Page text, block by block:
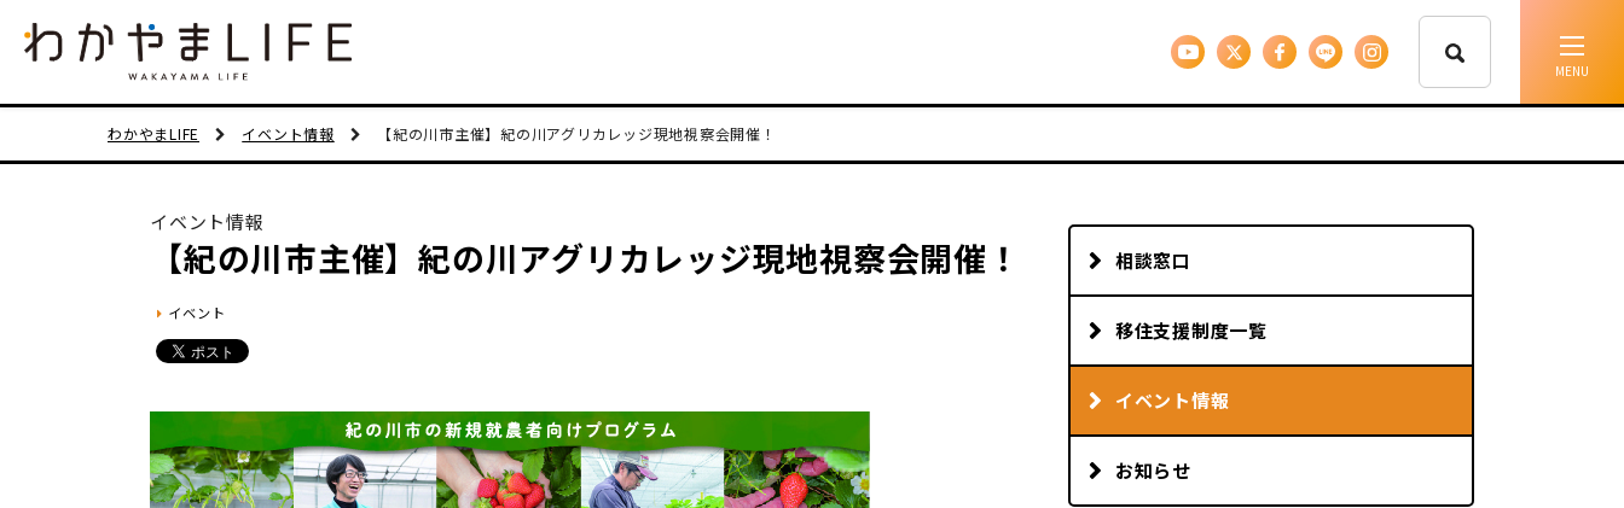
移住支援
わかやまLIFE イベント情報 【紀の川市主催】紀の川アグリカレッジ現地視察会開催！
イベント情報
【紀の川市主催】紀の川アグリカレッジ現地視察会開催！
イベント
相談窓口
移住支援制度一覧
イベント情報
お知らせ